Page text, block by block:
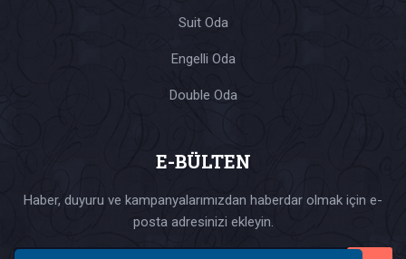
Suit Oda
Engelli Oda
Double Oda
E-BÜLTEN
Haber, duyuru ve kampanyalarımızdan haberdar olmak için e-
posta adresinizi ekleyin.